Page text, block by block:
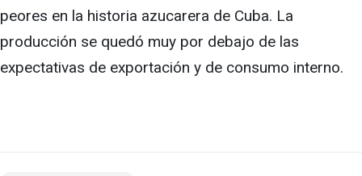
peores en la historia azucarera de Cuba. La
producción se quedó muy por debajo de las
expectativas de exportación y de consumo interno.